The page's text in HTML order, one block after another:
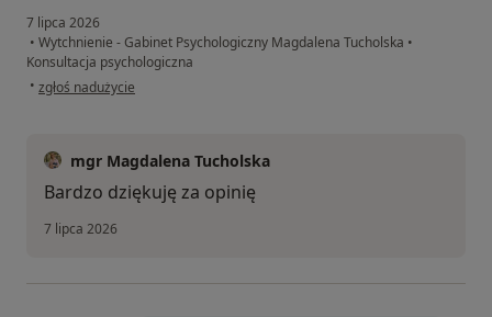
7 lipca 2026
• Wytchnienie - Gabinet Psychologiczny Magdalena Tucholska •
Konsultacja psychologiczna
• w opinii użytkownika Bartek N
zgłoś nadużycie
mgr Magdalena Tucholska
Bardzo dziękuję za opinię
7 lipca 2026